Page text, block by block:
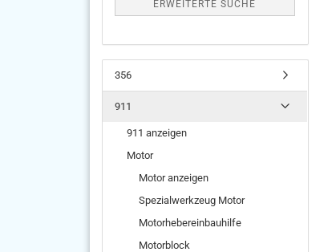
ERWEITERTE SUCHE
356
911
911 anzeigen
Motor
Motor anzeigen
Spezialwerkzeug Motor
Motorhebereinbauhilfe
Motorblock